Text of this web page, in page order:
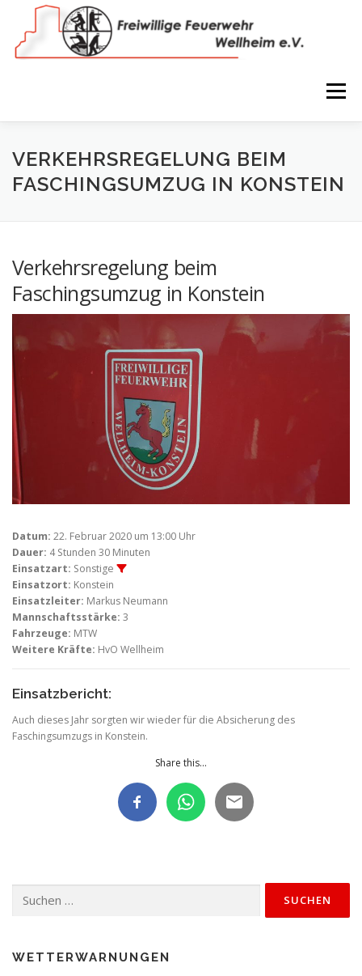
springen
Menü
NEWS VEREIN 150 JAHRE FEUERWEHR
COOKIE-RICHTLINIE (EU)
VERKEHRSREGELUNG BEIM
FASCHINGSUMZUG IN KONSTEIN
Verkehrsregelung beim
Faschingsumzug in Konstein
Datum: 22. Februar 2020 um 13:00 Uhr
Dauer: 4 Stunden 30 Minuten
Einsatzart: Sonstige
Einsatzort: Konstein
Einsatzleiter: Markus Neumann
Mannschaftsstärke: 3
Fahrzeuge: MTW
Weitere Kräfte: HvO Wellheim
Einsatzbericht:
Auch dieses Jahr sorgten wir wieder für die Absicherung des
Faschingsumzugs in Konstein.
Share this...
nach:
WETTERWARNUNGEN